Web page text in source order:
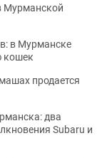
Мурманской
в Мурманске
кошек
продается
два
Subaru и